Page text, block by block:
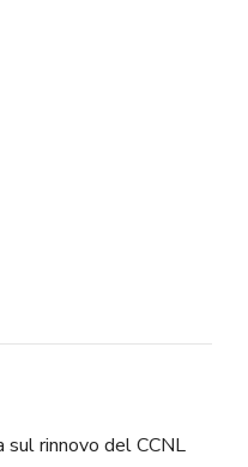
sul rinnovo del CCNL